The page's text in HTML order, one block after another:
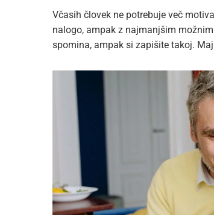
Včasih človek ne potrebuje več
nalogo, ampak z najmanjšim
spomina, ampak si zapišite takoj.